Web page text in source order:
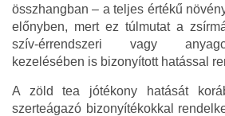
összhangban – a teljes értékű
előnyben, mert ez túlmutat a
szív-érrendszeri vagy
kezelésében is bizonyított hatással
A zöld tea jótékony hatását
szerteágazó bizonyítékokkal